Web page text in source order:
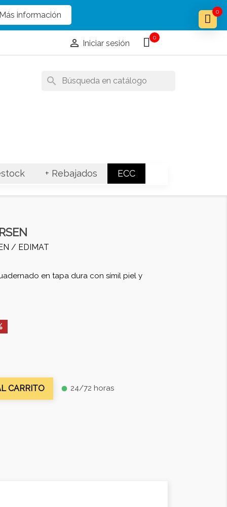
Más información
 Iniciar sesión
0
0
search
+ Rebajados ECC
/ EDIMAT
en tapa dura con símil piel y
CARRITO fiber_manual_record 24/72 horas